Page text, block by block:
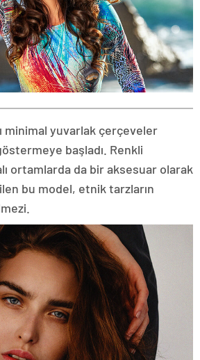
minimal yuvarlak çerçeveler
başladı. Renkli
ortamlarda da bir aksesuar olarak
bu model, etnik tarzların